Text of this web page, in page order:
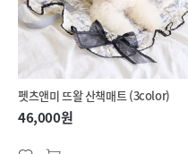
펫츠앤미 뜨왈 산책매트 (3color)
46,000원